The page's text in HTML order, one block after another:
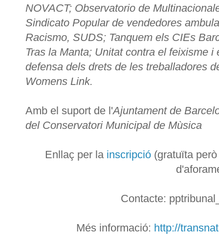
NOVACT; Observatorio de
Sindicato Popular de vendedores
Racismo, SUDS; Tanquem els CIEs
Tras la Manta; Unitat contra el feixisme
defensa dels drets de les treballadores
Womens Link.
Amb el suport de l'Ajuntament de
del Conservatori Municipal de Mùsica
Enllaç per la inscripció(gratuïta però
Contacte:
Més informació: http://